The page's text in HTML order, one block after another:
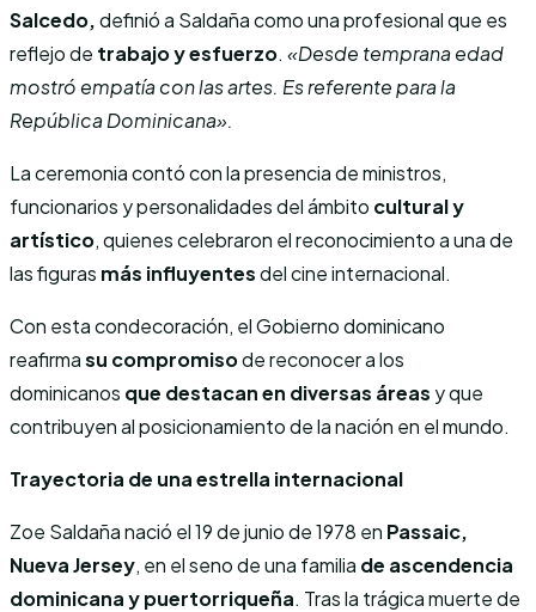
Salcedo,definió a Saldaña como una profesional que es
reflejo de trabajo y esfuerzo. «Desde temprana edad
mostró empatía con las artes. Es referente para la
República Dominicana».
La ceremonia contó con la presencia de ministros,
funcionarios y personalidades del ámbito cultural y
artístico, quienes celebraron el reconocimiento a una de
las figuras más influyentesdel cine internacional.
Con esta condecoración, el Gobierno dominicano
reafirmasu compromisode reconocer a los
dominicanos que destacan en diversas áreas y que
contribuyen al posicionamiento de la nación en el mundo.
Trayectoria de una estrella internacional
Zoe Saldaña nació el 19 de junio de 1978 en Passaic,
Nueva Jersey, en el seno de una familia de ascendencia
dominicana y puertorriqueña. Tras la trágica muerte de